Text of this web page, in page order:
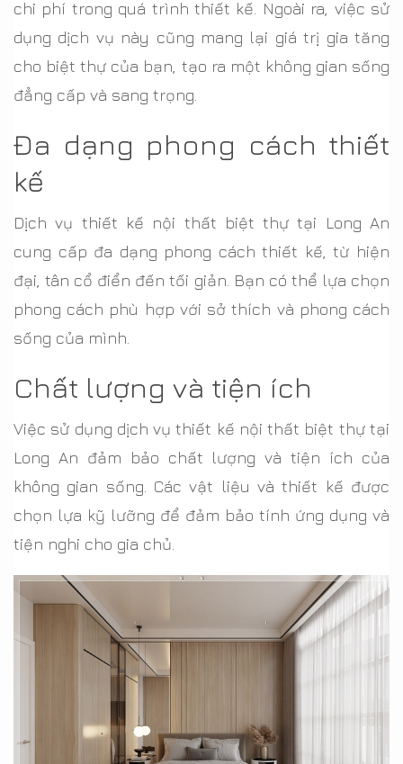
chi phí trong quá trình thiết kế. Ngoài ra, việc sử
dụng dịch vụ này cũng mang lại giá trị gia tăng
cho biệt thự của bạn, tạo ra một không gian sống
đẳng cấp và sang trọng.
Đa dạng phong cách thiết
kế
Dịch vụ thiết kế nội thất biệt thự tại Long An
cung cấp đa dạng phong cách thiết kế, từ hiện
đại, tân cổ điển đến tối giản. Bạn có thể lựa chọn
phong cách phù hợp với sở thích và phong cách
sống của mình.
Chất lượng và tiện ích
Việc sử dụng dịch vụ thiết kế nội thất biệt thự tại
Long An đảm bảo chất lượng và tiện ích của
không gian sống. Các vật liệu và thiết kế được
chọn lựa kỹ lưỡng để đảm bảo tính ứng dụng và
tiện nghi cho gia chủ.